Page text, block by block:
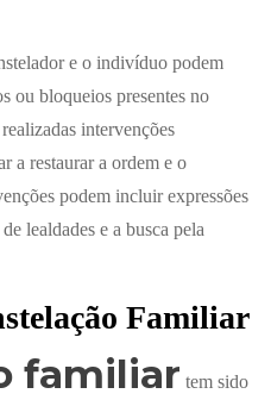
e o indivíduo podem
ou bloqueios presentes no
intervenções
a restaurar a ordem e o
podem incluir expressões
lealdades e a busca pela
Familiar
familiar tem sido